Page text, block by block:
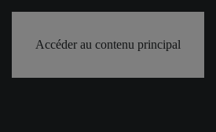
Accéder au contenu principal